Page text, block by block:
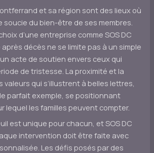
et sa région sont des lieux où
soucie du bien-être de ses membres.
d’une entreprise comme SOS DC
décès ne se limite pas à un simple
acte de soutien envers ceux qui
de tristesse. La proximité et la
qui s’illustrent à belles lettres,
parfait exemple, se positionnant
lequel les familles peuvent compter.
est unique pour chacun, et SOS DC
intervention doit être faite avec
Les défis posés par des